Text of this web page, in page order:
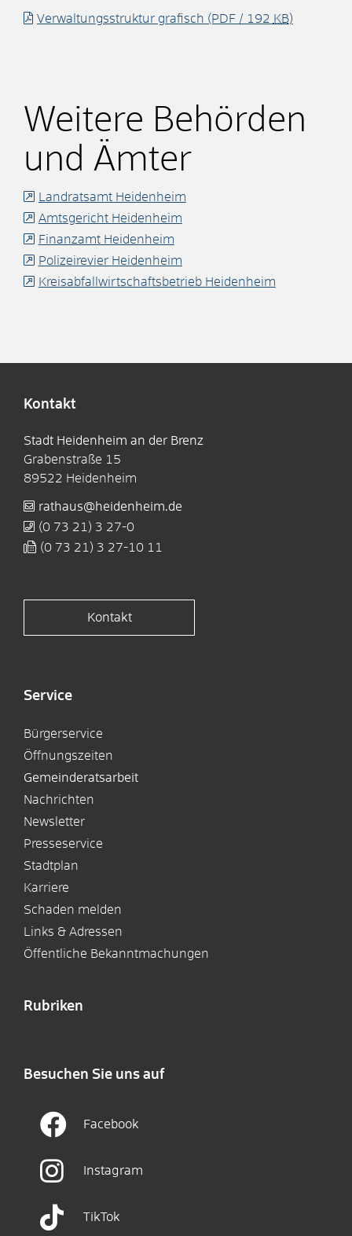
Verwaltungsstruktur grafisch (PDF / 192 KB)
Weitere Behörden
und Ämter
Landratsamt Heidenheim
Amtsgericht Heidenheim
Finanzamt Heidenheim
Polizeirevier Heidenheim
Kreisabfallwirtschaftsbetrieb Heidenheim
Kontakt
Stadt Heidenheim an der Brenz
Grabenstraße 15
89522 Heidenheim
rathaus@heidenheim.de
(0 73 21) 3 27-0
(0 73 21) 3 27-10 11
Kontakt
Service
Bürgerservice
Öffnungszeiten
Gemeinderatsarbeit
Nachrichten
Newsletter
Presseservice
Stadtplan
Karriere
Schaden melden
Links & Adressen
Öffentliche Bekanntmachungen
Rubriken
Besuchen Sie uns auf
Facebook
Instagram
TikTok